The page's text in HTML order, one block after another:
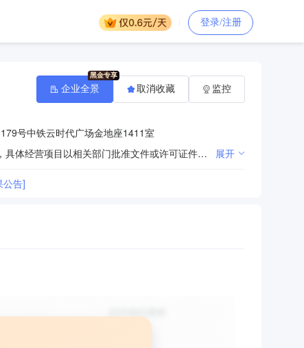
登录/注册
号中铁云时代广场金地座1411室
许可项目：测绘服务；国土空间规划编制。（依法须经批准的项目，经相关部门批准后方可开展经营活动，具体经营项目以相关部门批准文件或许可证件为准）一般项目：地理遥感信息服务；土地整治服务；土地调查评估服务；不动产登记代理服务；社会稳定风险评估；规划设计管理；软件开发；计算机系统服务；信息系统集成服务；工程技术服务（规划管理、勘察、设计、监理除外）；技术服务、技术开发、技术咨询、技术交流、技术转让、技术推广；租赁服务（不含许可类租赁服务）；国内贸易代理；矿产资源储量估算和报告编制服务；矿产资源储量评估服务。（除依法须经批准的项目外，凭营业执照依法自主开展经营活动） 展开
公告]
企业全景 取消收藏 监控